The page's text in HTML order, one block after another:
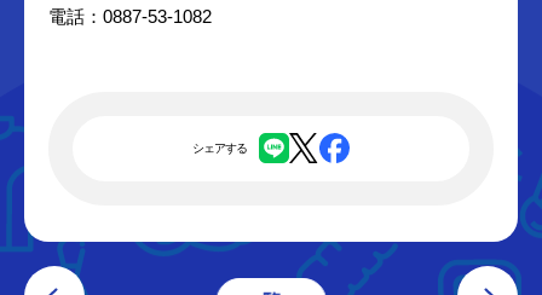
電話：0887-53-1082
シェアする